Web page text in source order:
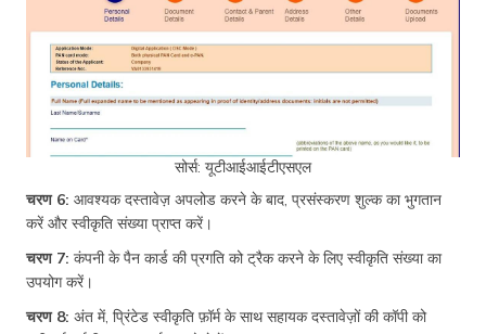
सोर्स: यूटीआईआईटीएसएल
चरण 6: आवश्यक दस्तावेज़ अपलोड करने के बाद, प्रसंस्करण शुल्क का भुगतान
करें और स्वीकृति संख्या प्राप्त करें।
चरण 7: कंपनी के पैन कार्ड की प्रगति को ट्रैक करने के लिए स्वीकृति संख्या का
उपयोग करें।
चरण 8: अंत में, प्रिंटेड स्वीकृति फ़ॉर्म के साथ सहायक दस्तावेज़ों की कॉपी को